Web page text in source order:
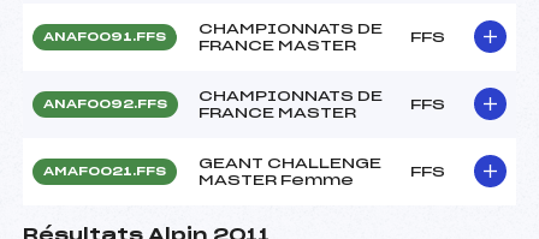
ANAF0091.FFS
CHAMPIONNATS DE
FRANCE MASTER
FFS
ANAF0092.FFS
CHAMPIONNATS DE
FRANCE MASTER
FFS
AMAF0021.FFS
GEANT CHALLENGE
MASTER Femme
FFS